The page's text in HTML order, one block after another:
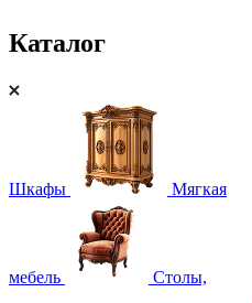
Каталог
Шкафы Мягкая
мебель Столы,